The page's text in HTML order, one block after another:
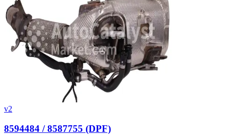
v2
8594484 / 8587755 (DPF)